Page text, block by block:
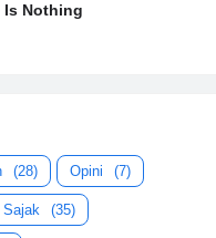
Nothing
(28) Opini (7)
Sajak (35)